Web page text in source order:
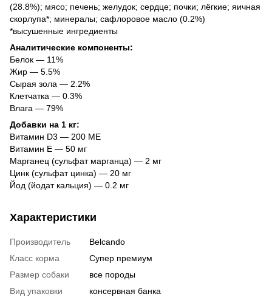
(28.8%); мясо; печень; желудок; сердце; почки; лёгкие; яичная
скорлупа*; минералы; сафлоровое масло (0.2%)
*высушенные ингредиенты
Аналитические компоненты:
Белок — 11%
Жир — 5.5%
Сырая зола — 2.2%
Клетчатка — 0.3%
Влага — 79%
Добавки на 1 кг:
Витамин D3 — 200 МЕ
Витамин E — 50 мг
Марганец (сульфат марганца) — 2 мг
Цинк (сульфат цинка) — 20 мг
Йод (йодат кальция) — 0.2 мг
Характеристики
Производитель
Belcando
Класс корма
Супер премиум
Размер собаки
все породы
Вид упаковки
консервная банка